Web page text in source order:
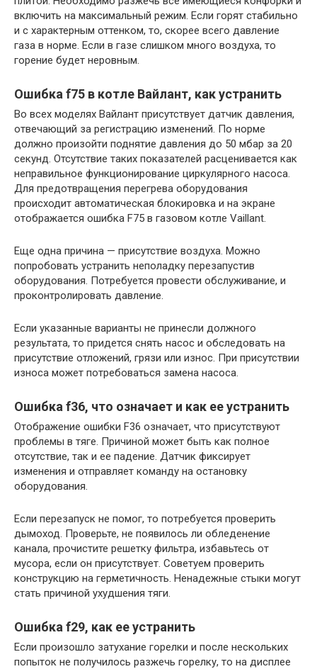
включить на максимальный режим. Если горят стабильно
и с характерным оттенком, то, скорее всего давление
газа в норме. Если в газе слишком много воздуха, то
горение будет неровным.
Ошибка f75 в котле Вайлант, как устранить
Во всех моделях Вайлант присутствует датчик давления,
отвечающий за регистрацию изменений. По норме
должно произойти поднятие давления до 50 мбар за 20
секунд. Отсутствие таких показателей расценивается как
неправильное функционирование циркулярного насоса.
Для предотвращения перегрева оборудования
происходит автоматическая блокировка и на экране
отображается ошибка F75 в газовом котле Vaillant.
Еще одна причина — присутствие воздуха. Можно
попробовать устранить неполадку перезапустив
оборудования. Потребуется провести обслуживание, и
проконтролировать давление.
Если указанные варианты не принесли должного
результата, то придется снять насос и обследовать на
присутствие отложений, грязи или износ. При присутствии
износа может потребоваться замена насоса.
Ошибка f36, что означает и как ее устранить
Отображение ошибки F36 означает, что присутствуют
проблемы в тяге. Причиной может быть как полное
отсутствие, так и ее падение. Датчик фиксирует
изменения и отправляет команду на остановку
оборудования.
Если перезапуск не помог, то потребуется проверить
дымоход. Проверьте, не появилось ли обледенение
канала, прочистите решетку фильтра, избавьтесь от
мусора, если он присутствует. Советуем проверить
конструкцию на герметичность. Ненадежные стыки могут
стать причиной ухудшения тяги.
Ошибка f29, как ее устранить
Если произошло затухание горелки и после нескольких
попыток не получилось разжечь горелку, то на дисплее